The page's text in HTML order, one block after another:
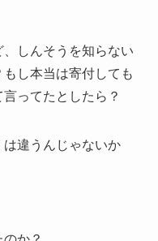
しんそうを知らない
し本当は寄付しても
ってたとしたら？
違うんじゃないか